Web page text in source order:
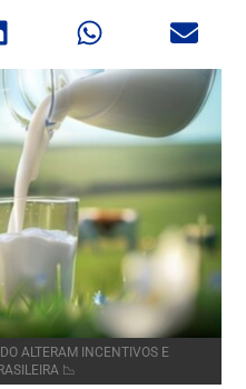
ALTERAM INCENTIVOS E
📉